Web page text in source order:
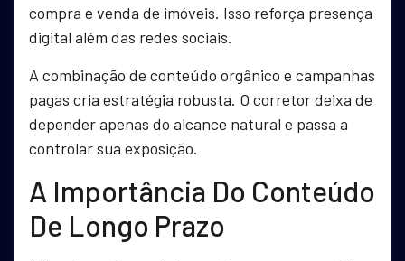
compra e venda de imóveis. Isso reforça presença
digital além das redes sociais.
A combinação de conteúdo orgânico e campanhas
pagas cria estratégia robusta. O corretor deixa de
depender apenas do alcance natural e passa a
controlar sua exposição.
A Importância Do Conteúdo
De Longo Prazo